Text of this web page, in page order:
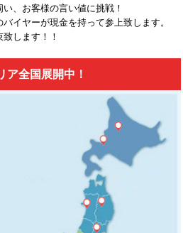
、お客様の言い値に挑戦！
イヤーが現金を持って参上致します。
します！！
ア全国展開中！